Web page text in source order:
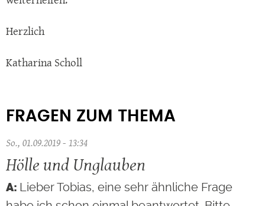
Herzlich
Katharina Scholl
FRAGEN ZUM THEMA
So., 01.09.2019 - 13:34
Hölle und Unglauben
Lieber Tobias, eine sehr ähnliche Frage